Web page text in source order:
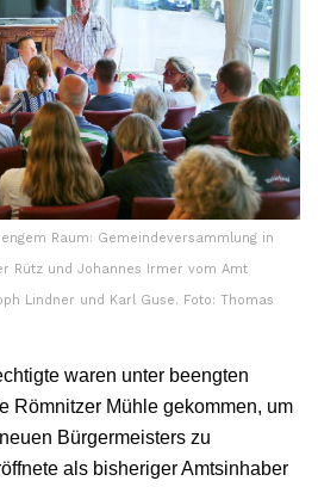
Raum: Gemeindeversammlung in
Rütz und Johannes Irmer vom Amt
Lindner und Karl Guse. Foto: Thomas
waren unter beengten
Römnitzer Mühle gekommen, um
Bürgermeisters zu
als bisheriger Amtsinhaber